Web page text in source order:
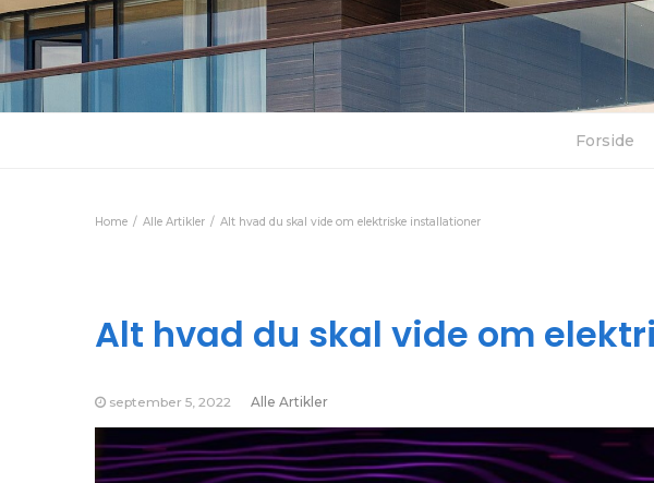
Forside
Home Alle Artikler Alt hvad du skal vide om elektriske installationer
Alt hvad du skal vide om
september 5, 2022 Alle Artikler